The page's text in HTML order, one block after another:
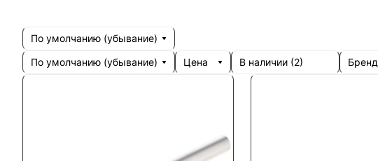
По умолчанию (убывание)
По умолчанию (убывание)
Цена В наличии (2) Бренд